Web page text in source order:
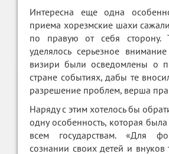
Интересна еще одна
приема хорезмские шахи
по правую от себя сторону.
уделялось серьезное
визири были осведомлены о
стране событиях, дабы те
разрешение проблем, верша
Наряду с этим хотелось бы
одну особенность, которая
всем государствам. «Для
сознании своих детей и внуков